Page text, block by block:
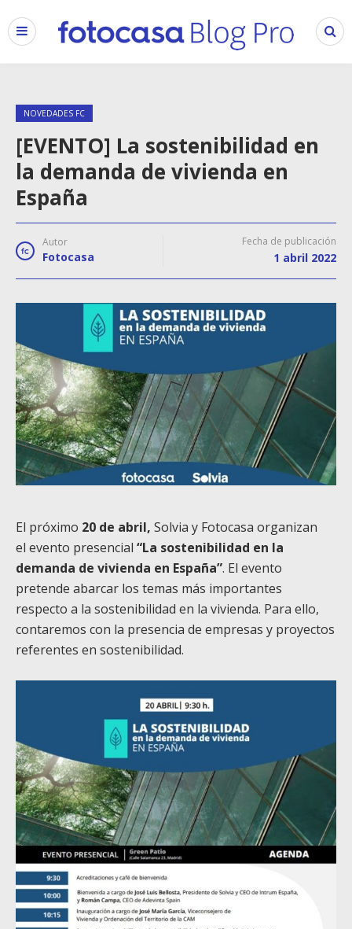
NOVEDADES FC
[EVENTO] La sostenibilidad en
la demanda de vivienda en
España
Autor
Fotocasa
Fecha de publicación
1 abril 2022
El próximo 20 de abril, Solvia y Fotocasa organizan
el evento presencial “La sostenibilidad en la
demanda de vivienda en España”. El evento
pretende abarcar los temas más importantes
respecto a la sostenibilidad en la vivienda. Para ello,
contaremos con la presencia de empresas y proyectos
referentes en sostenibilidad.